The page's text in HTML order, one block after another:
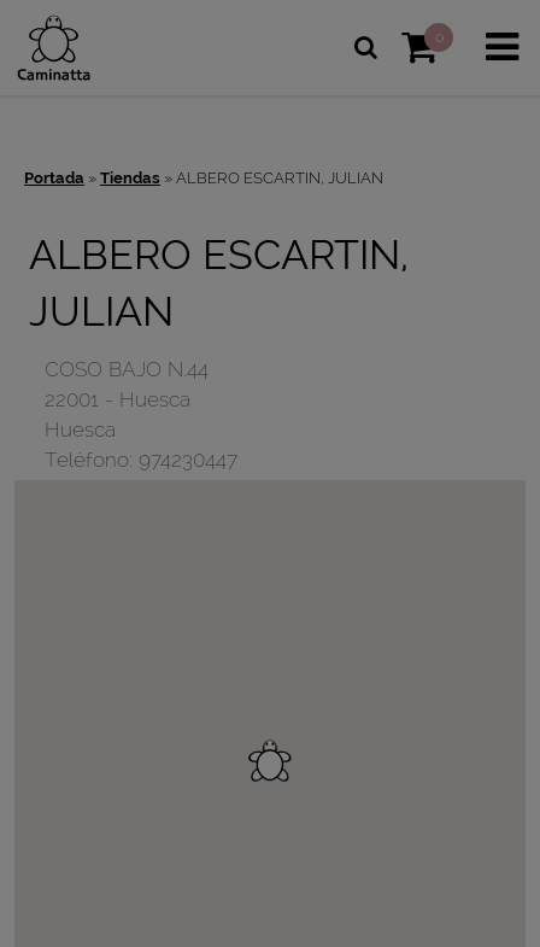
0
Portada » Tiendas » ALBERO ESCARTIN, JULIAN
ALBERO ESCARTIN,
JULIAN
COSO BAJO N.44
22001 - Huesca
Huesca
Teléfono: 974230447